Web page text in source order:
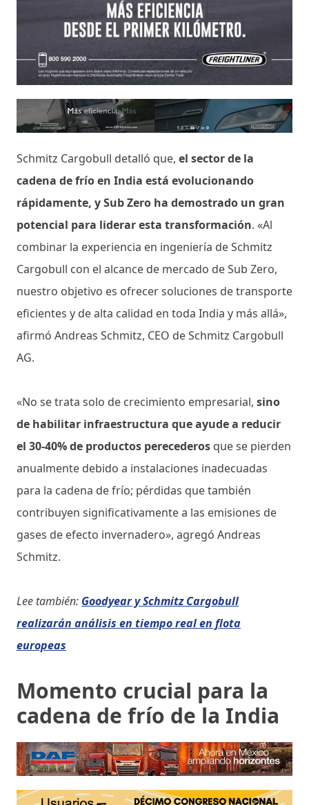
Schmitz Cargobull detalló que, el sector de la
cadena de frío en India está evolucionando
rápidamente, y Sub Zero ha demostrado un gran
potencial para liderar esta transformación. «Al
combinar la experiencia en ingeniería de Schmitz
Cargobull con el alcance de mercado de Sub Zero,
nuestro objetivo es ofrecer soluciones de transporte
eficientes y de alta calidad en toda India y más allá»,
afirmó Andreas Schmitz, CEO de Schmitz Cargobull
AG.
«No se trata solo de crecimiento empresarial, sino
de habilitar infraestructura que ayude a reducir
el 30-40% de productos perecederos que se pierden
anualmente debido a instalaciones inadecuadas
para la cadena de frío; pérdidas que también
contribuyen significativamente a las emisiones de
gases de efecto invernadero», agregó Andreas
Schmitz.
Lee también: Goodyear y Schmitz Cargobull
realizarán análisis en tiempo real en flota
europeas
Momento crucial para la
cadena de frío de la India